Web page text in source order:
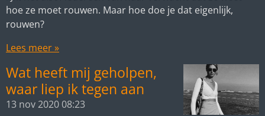
hoe ze moet rouwen. Maar hoe doe je dat eigenlijk,
rouwen?
Lees meer »
Wat heeft mij geholpen,
waar liep ik tegen aan
13 nov 2020 08:23